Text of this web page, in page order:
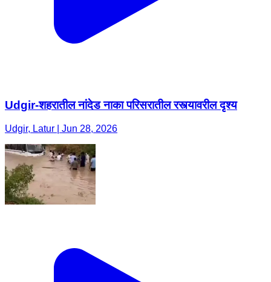
Udgir-शहरातील नांदेड नाका परिसरातील रस्त्यावरील दृश्य
Udgir, Latur | Jun 28, 2026